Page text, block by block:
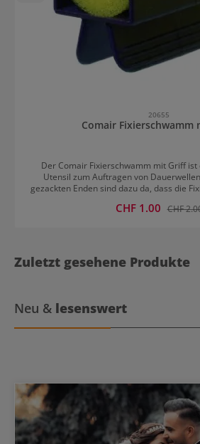
20655
Comair Fixierschwamm
Der Comair Fixierschwamm mit Griff
Utensil zum Auftragen von
gezackten Enden sind dazu da, dass die
Flüssigkeiten, wie zum Beispiel
werden.
Verkaufspreis:
CHF 1.00 CHF
Zuletzt gesehene Produkte
Neu & lesenswert